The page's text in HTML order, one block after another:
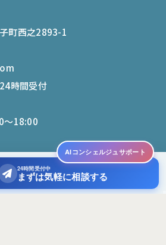
町西之2893-1
時間受付
〜18:00
Office N. All Rights Reserved.
AIコンシェルジュサポート
24時間受付中
まずは気軽に相談する